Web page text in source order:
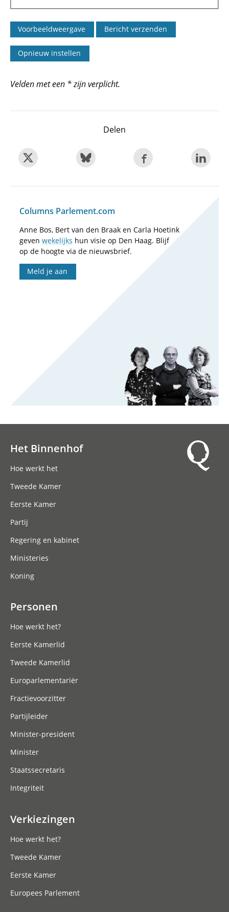
Velden met een * zijn verplicht.
Delen
Columns Parlement.com
Anne Bos, Bert van den Braak en Carla Hoetink
geven wekelijks hun visie op Den Haag. Blijf
op de hoogte via de nieuwsbrief.
Meld je aan
Het Binnenhof
Hoe werkt het
Tweede Kamer
Eerste Kamer
Partij
Regering en kabinet
Ministeries
Koning
Personen
Hoe werkt het?
Eerste Kamerlid
Tweede Kamerlid
Europarlementariër
Fractievoorzitter
Partijleider
Minister-president
Minister
Staatssecretaris
Integriteit
Verkiezingen
Hoe werkt het?
Tweede Kamer
Eerste Kamer
Europees Parlement